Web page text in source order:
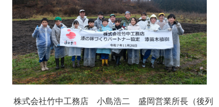
株式会社竹中工務店 小島浩二 盛岡営業所長（後列